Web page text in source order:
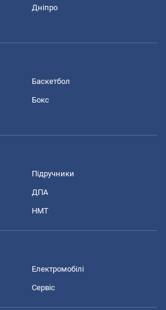
Дніпро
Баскетбол
Бокс
Підручники
ДПА
НМТ
Електромобілі
Сервіс